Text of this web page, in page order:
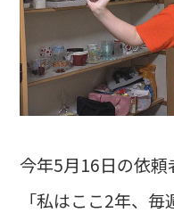
今年5月16日の依頼
「私はここ2年、